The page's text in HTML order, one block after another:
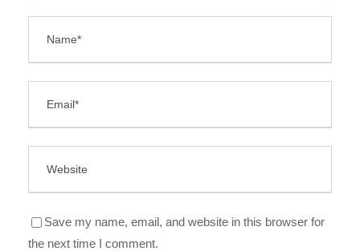
Save my name, email, and website in this browser for
the next time I comment.